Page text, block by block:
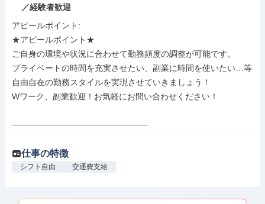
／経験者歓迎
アピールポイント:
★アピールポイント★
ご自身の環境や状況に合わせて勤務頻度の調整が可能です。
プライベートの時間を充実させたい、副業に時間を使いたい…等
自由自在の勤務スタイルを実現させていきましょう！
Wワーク、副業歓迎！お気軽にお問い合わせください！
───────────────────────
仕事の特徴
シフト自由 交通費支給